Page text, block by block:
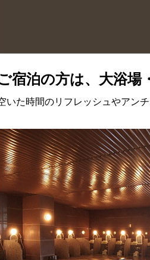
宿泊の方は、大浴場
いた時間のリフレッシュやアン